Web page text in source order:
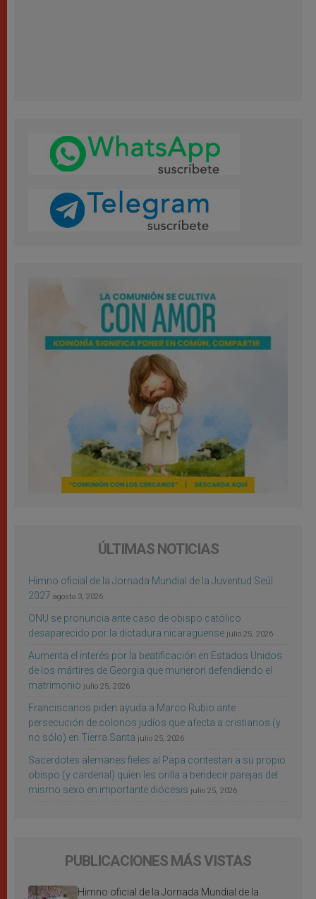
ÚLTIMAS NOTICIAS
Himno oficial de la Jornada Mundial de la Juventud Seúl
2027 agosto 3, 2026
ONU se pronuncia ante caso de obispo católico
desaparecido por la dictadura nicaragüense julio 25, 2026
Aumenta el interés por la beatificación en Estados Unidos
de los mártires de Georgia que murieron defendiendo el
matrimonio julio 25, 2026
Franciscanos piden ayuda a Marco Rubio ante
persecución de colonos judíos que afecta a cristianos (y
no sólo) en Tierra Santa julio 25, 2026
Sacerdotes alemanes fieles al Papa contestan a su propio
obispo (y cardenal) quien les orilla a bendecir parejas del
mismo sexo en importante diócesis julio 25, 2026
PUBLICACIONES MÁS VISTAS
Himno oficial de la Jornada Mundial de la